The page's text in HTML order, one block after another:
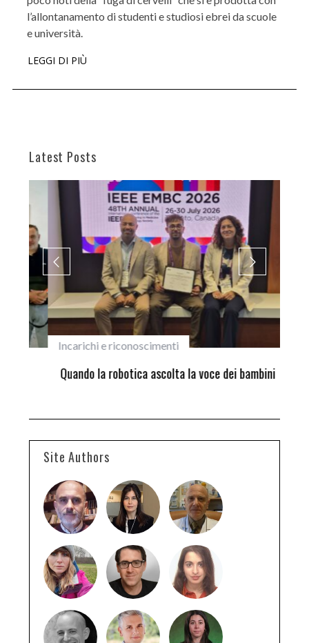
l’allontanamento di studenti e studiosi ebrei da scuole
e università.
LEGGI DI PIÙ
Latest Posts
Incarichi e riconoscimenti
Quando la robotica ascolta la voce dei bambini
Site Authors